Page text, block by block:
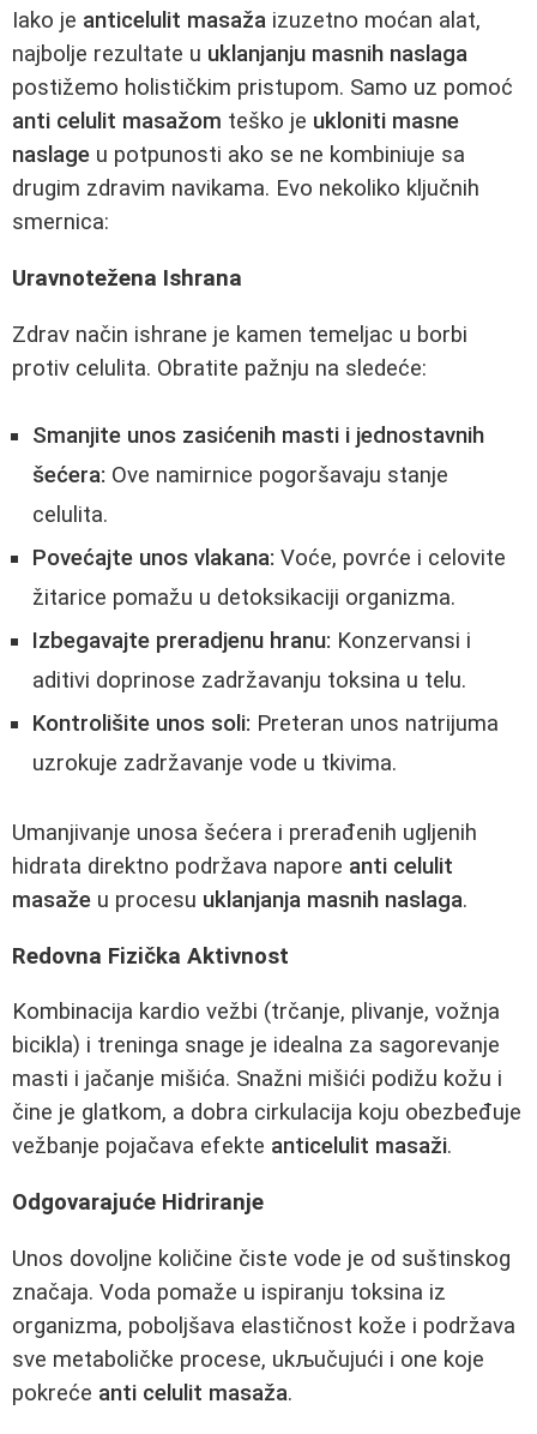
Iako je anticelulit masaža izuzetno moćan alat,
najbolje rezultate u uklanjanju masnih naslaga
postižemo holističkim pristupom. Samo uz pomoć
anti celulit masažom teško je ukloniti masne
naslage u potpunosti ako se ne kombiniuje sa
drugim zdravim navikama. Evo nekoliko ključnih
smernica:
Uravnotežena Ishrana
Zdrav način ishrane je kamen temeljac u borbi
protiv celulita. Obratite pažnju na sledeće:
Smanjite unos zasićenih masti i jednostavnih
šećera: Ove namirnice pogoršavaju stanje
celulita.
Povećajte unos vlakana: Voće, povrće i celovite
žitarice pomažu u detoksikaciji organizma.
Izbegavajte preradjenu hranu: Konzervansi i
aditivi doprinose zadržavanju toksina u telu.
Kontrolišite unos soli: Preteran unos natrijuma
uzrokuje zadržavanje vode u tkivima.
Umanjivanje unosa šećera i prerađenih ugljenih
hidrata direktno podržava napore anti celulit
masaže u procesu uklanjanja masnih naslaga.
Redovna Fizička Aktivnost
Kombinacija kardio vežbi (trčanje, plivanje, vožnja
bicikla) i treninga snage je idealna za sagorevanje
masti i jačanje mišića. Snažni mišići podižu kožu i
čine je glatkom, a dobra cirkulacija koju obezbeđuje
vežbanje pojačava efekte anticelulit masaži.
Odgovarajuće Hidriranje
Unos dovoljne količine čiste vode je od suštinskog
značaja. Voda pomaže u ispiranju toksina iz
organizma, poboljšava elastičnost kože i podržava
sve metaboličke procese, ukљučujući i one koje
pokreće anti celulit masaža.